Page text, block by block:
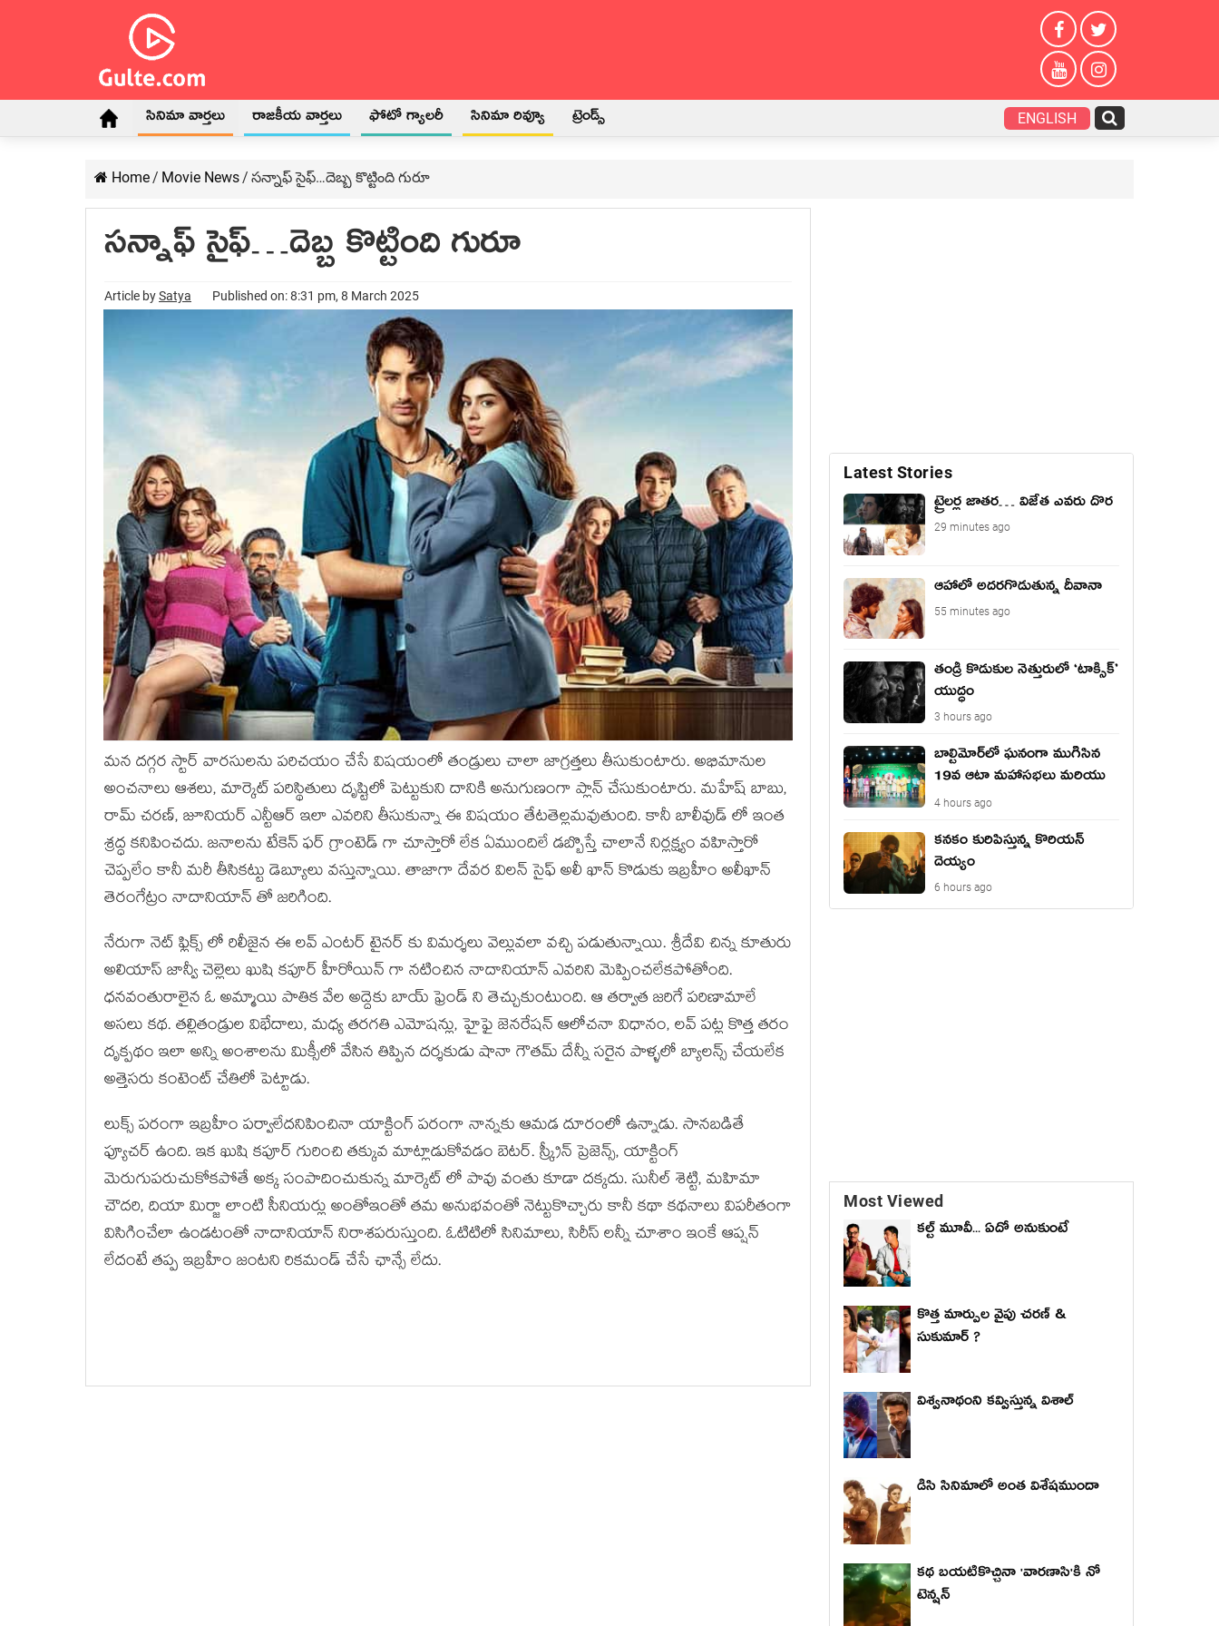
సినిమా వార్తలు రాజకీయ వార్తలు ఫోటో గ్యాలరీ సినిమా రివ్యూ ట్రెండ్స్ ENGLISH
Home/ Movie News/ సన్నాఫ్ సైఫ్…దెబ్బ కొట్టింది గురూ
సన్నాఫ్ సైఫ్…దెబ్బ కొట్టింది గురూ
Article bySatya Published on: 8:31 pm, 8 March 2025
మన దగ్గర స్టార్ వారసులను పరిచయం చేసే విషయంలో తండ్రులు చాలా జాగ్రత్తలు తీసుకుంటారు. అభిమానుల
అంచనాలు ఆశలు, మార్కెట్ పరిస్థితులు దృష్టిలో పెట్టుకుని దానికి అనుగుణంగా ప్లాన్ చేసుకుంటారు. మహేష్ బాబు,
రామ్ చరణ్, జూనియర్ ఎన్టీఆర్ ఇలా ఎవరిని తీసుకున్నా ఈ విషయం తేటతెల్లమవుతుంది. కానీ బాలీవుడ్ లో ఇంత
శ్రద్ధ కనిపించదు. జనాలను టేకెన్ ఫర్ గ్రాంటెడ్ గా చూస్తారో లేక ఏముందిలే డబ్బొస్తే చాలానే నిర్లక్ష్యం వహిస్తారో
చెప్పలేం కానీ మరీ తీసికట్టు డెబ్యూలు వస్తున్నాయి. తాజాగా దేవర విలన్ సైఫ్ అలీ ఖాన్ కొడుకు ఇబ్రహీం అలీఖాన్
తెరంగేట్రం నాదానియాన్ తో జరిగింది.
నేరుగా నెట్ ఫ్లిక్స్ లో రిలీజైన ఈ లవ్ ఎంటర్ టైనర్ కు విమర్శలు వెల్లువలా వచ్చి పడుతున్నాయి. శ్రీదేవి చిన్న కూతురు
అలియాస్ జాన్వీ చెల్లెలు ఖుషి కపూర్ హీరోయిన్ గా నటించిన నాదానియాన్ ఎవరిని మెప్పించలేకపోతోంది.
ధనవంతురాలైన ఓ అమ్మాయి పాతిక వేల అద్దెకు బాయ్ ఫ్రెండ్ ని తెచ్చుకుంటుంది. ఆ తర్వాత జరిగే పరిణామాలే
అసలు కథ. తల్లితండ్రుల విభేదాలు, మధ్య తరగతి ఎమోషన్లు, హైఫై జెనరేషన్ ఆలోచనా విధానం, లవ్ పట్ల కొత్త తరం
దృక్పథం ఇలా అన్ని అంశాలను మిక్సీలో వేసిన తిప్పిన దర్శకుడు షానా గౌతమ్ దేన్నీ సరైన పాళ్ళలో బ్యాలన్స్ చేయలేక
అత్తెసరు కంటెంట్ చేతిలో పెట్టాడు.
లుక్స్ పరంగా ఇబ్రహీం పర్వాలేదనిపించినా యాక్టింగ్ పరంగా నాన్నకు ఆమడ దూరంలో ఉన్నాడు. సానబడితే
ఫ్యూచర్ ఉంది. ఇక ఖుషి కపూర్ గురించి తక్కువ మాట్లాడుకోవడం బెటర్. స్క్రీన్ ప్రెజెన్స్, యాక్టింగ్
మెరుగుపరుచుకోకపోతే అక్క సంపాదించుకున్న మార్కెట్ లో పావు వంతు కూడా దక్కదు. సునీల్ శెట్టి, మహిమా
చౌదరి, దియా మిర్జా లాంటి సీనియర్లు అంతోఇంతో తమ అనుభవంతో నెట్టుకొచ్చారు కానీ కథా కథనాలు విపరీతంగా
విసిగించేలా ఉండటంతో నాదానియాన్ నిరాశపరుస్తుంది. ఓటిటిలో సినిమాలు, సిరీస్ లన్నీ చూశాం ఇంకే ఆప్షన్
లేదంటే తప్ప ఇబ్రహీం జంటని రికమండ్ చేసే ఛాన్సే లేదు.
Latest Stories
ట్రైలర్ల జాతర… విజేత ఎవరు దొర
29 minutes ago
ఆహాలో అదరగొడుతున్న దీవానా
55 minutes ago
తండ్రీ కొడుకుల నెత్తురులో ‘టాక్సిక్’
యుద్ధం
3 hours ago
బాల్టిమోర్‌లో ఘనంగా ముగిసిన
19వ ఆటా మహాసభలు మరియు
యువజన సదస్సు
4 hours ago
కనకం కురిపిస్తున్న కొరియన్
దెయ్యం
6 hours ago
Most Viewed
కల్ట్ మూవీ... ఏదో అనుకుంటే
కొత్త మార్పుల వైపు చరణ్ &
సుకుమార్ ?
విశ్వనాథంని కవ్విస్తున్న విశాల్
డిసి సినిమాలో అంత విశేషముందా
కథ బయటికొచ్చినా 'వారణాసి'కి నో
టెన్షన్